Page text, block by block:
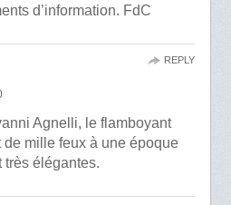
d’information. FdC
Agnelli, le flamboyant
de mille feux à une époque
très élégantes.
REPLY